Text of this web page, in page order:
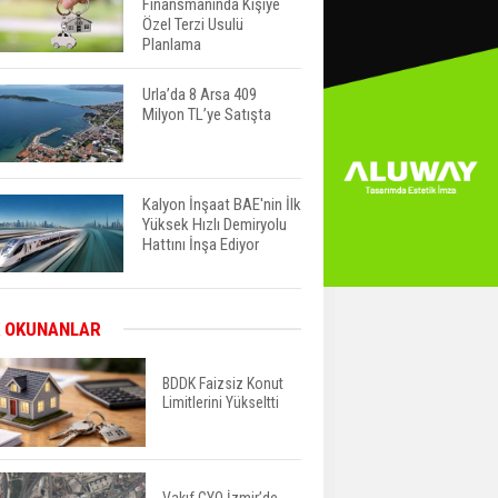
Finansmanında Kişiye
Özel Terzi Usulü
Planlama
Urla’da 8 Arsa 409
Milyon TL’ye Satışta
Kalyon İnşaat BAE'nin İlk
Yüksek Hızlı Demiryolu
Hattını İnşa Ediyor
Yüksek Seviyesinde
ve İş Yerini Satışa
Sunuyor
OKUNANLAR
BDDK Faizsiz Konut
Limitlerini Yükseltti